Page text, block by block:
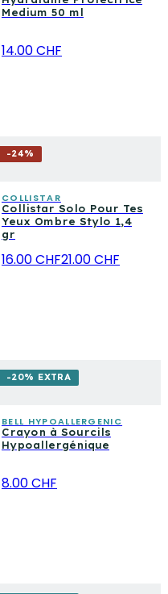
Medium 50 ml
14.00 CHF
-24%
COLLISTAR
Collistar Solo Pour Tes
Yeux Ombre Stylo 1,4
gr
16.00 CHF21.00 CHF
-20% EXTRA
BELL HYPOALLERGENIC
Crayon à Sourcils
Hypoallergénique
8.00 CHF